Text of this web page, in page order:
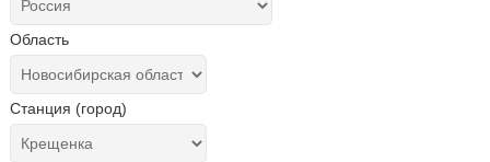
Область
Станция (город)